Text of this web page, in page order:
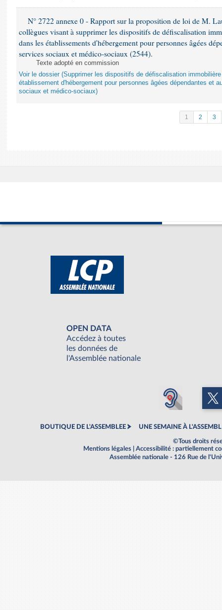
N° 2722 annexe 0 - Rapport sur la proposition de loi de M.
collègues visant à supprimer les dispositifs de défiscalisation
dans les établissements d'hébergement pour personnes âgées
services sociaux et médico-sociaux (2544).
Texte adopté en commission
Voir le dossier (Supprimer les dispositifs de défiscalisation
établissement d'hébergement pour personnes âgées dépendantes et
sociaux et médico-sociaux)
1 2 3
OPEN DATA
Accédez à toutes
les données de
l'Assemblée nationale
BOUTIQUE DE L'ASSEMBLEE UNE SEMAINE À
©Tous droits
Mentions légales
Accessibilité : partiellement
Assemblée nationale - 126 Rue de